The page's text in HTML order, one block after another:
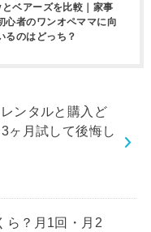
ベアーズを比較｜家事
心者のワンオペママに向
るのはどっち？
ンタルと購入ど
ヶ月試して後悔し
ら？月1回・月2